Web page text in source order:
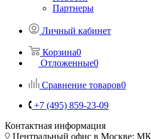
Партнеры
Личный кабинет
Корзина0
Отложенные0
Сравнение товаров0
+7 (495) 859-23-09
Контактная информация
Центральный офис в Москве: